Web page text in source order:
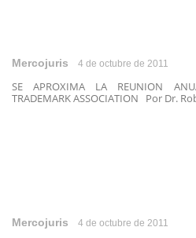
Mercojuris 4 de octubre de 2011
SE APROXIMA LA REUNION
TRADEMARK ASSOCIATION Por Dr.
Mercojuris 4 de octubre de 2011